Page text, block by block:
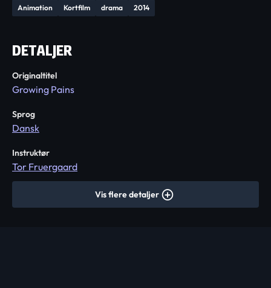
Animation Kortfilm drama 2014
DETALJER
Originaltitel
Growing Pains
Sprog
Dansk
Instruktør
Tor Fruergaard
Vis flere detaljer